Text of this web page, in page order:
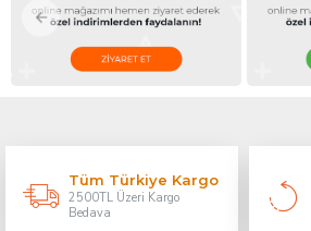
Tüm Türkiye Kargo
2500TL Üzeri Kargo
Bedava